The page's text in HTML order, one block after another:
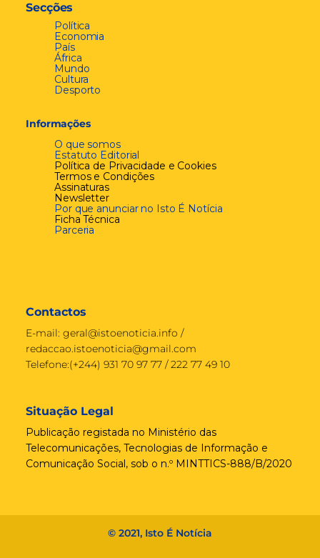
Secções
Política
Economia
País
África
Mundo
Cultura
Desporto
Informações
O que somos
Estatuto Editorial
Política de Privacidade e Cookies
Termos e Condições
Assinaturas
Newsletter
Por que anunciar no Isto É Notícia
Ficha Técnica
Parceria
Contactos
E-mail: geral@istoenoticia.info /
redaccao.istoenoticia@gmail.com
Telefone:(+244) 931 70 97 77 / 222 77 49 10
Situação Legal
Publicação registada no Ministério das
Telecomunicações, Tecnologias de Informação e
Comunicação Social, sob o n.º MINTTICS-888/B/2020
© 2021, Isto É Notícia